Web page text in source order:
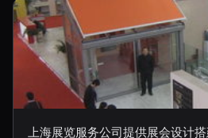
上海展览服务公司提供展会设计